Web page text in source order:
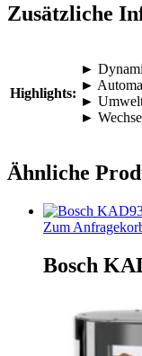
Zusätzliche
Highlights:
►
►
►
►
Ähnliche
Zum
Bosch